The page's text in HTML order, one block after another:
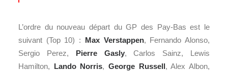
L’ordre du nouveau départ du GP des Pay-Bas est le
suivant (Top 10) : Max Verstappen, Fernando Alonso,
Sergio Perez, Pierre Gasly, Carlos Sainz, Lewis
Hamilton, Lando Norris,George Russell, Alex Albon,